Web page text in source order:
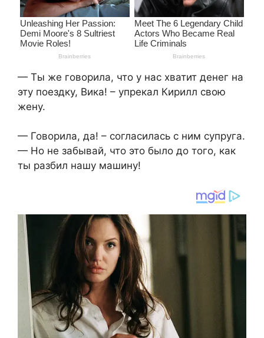
— Ты же говорила, что у нас хватит денег на
эту поездку, Вика! – упрекал Кирилл свою
жену.
— Говорила, да! – согласилась с ним супруга.
— Но не забывай, что это было до того, как
ты разбил нашу машину!